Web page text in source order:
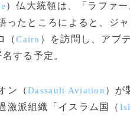
）仏大統領は、「ラファ
ったところによると、ジ
（Cairo ）を訪問し、アブ
する予定。
ン（Dassault Aviation ）が
激派組織「イスラム国（